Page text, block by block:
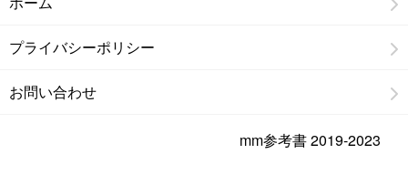
プライバシーポリシー
お問い合わせ
mm参考書 2019-2023